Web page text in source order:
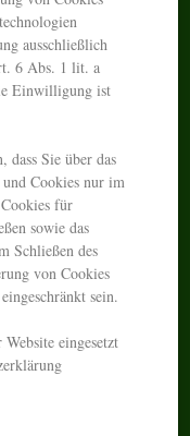
ausschließlich
6 Abs. 1 lit. a
Einwilligung ist
dass Sie über das
Cookies nur im
für
sowie das
Schließen des
von Cookies
sein.
eingesetzt